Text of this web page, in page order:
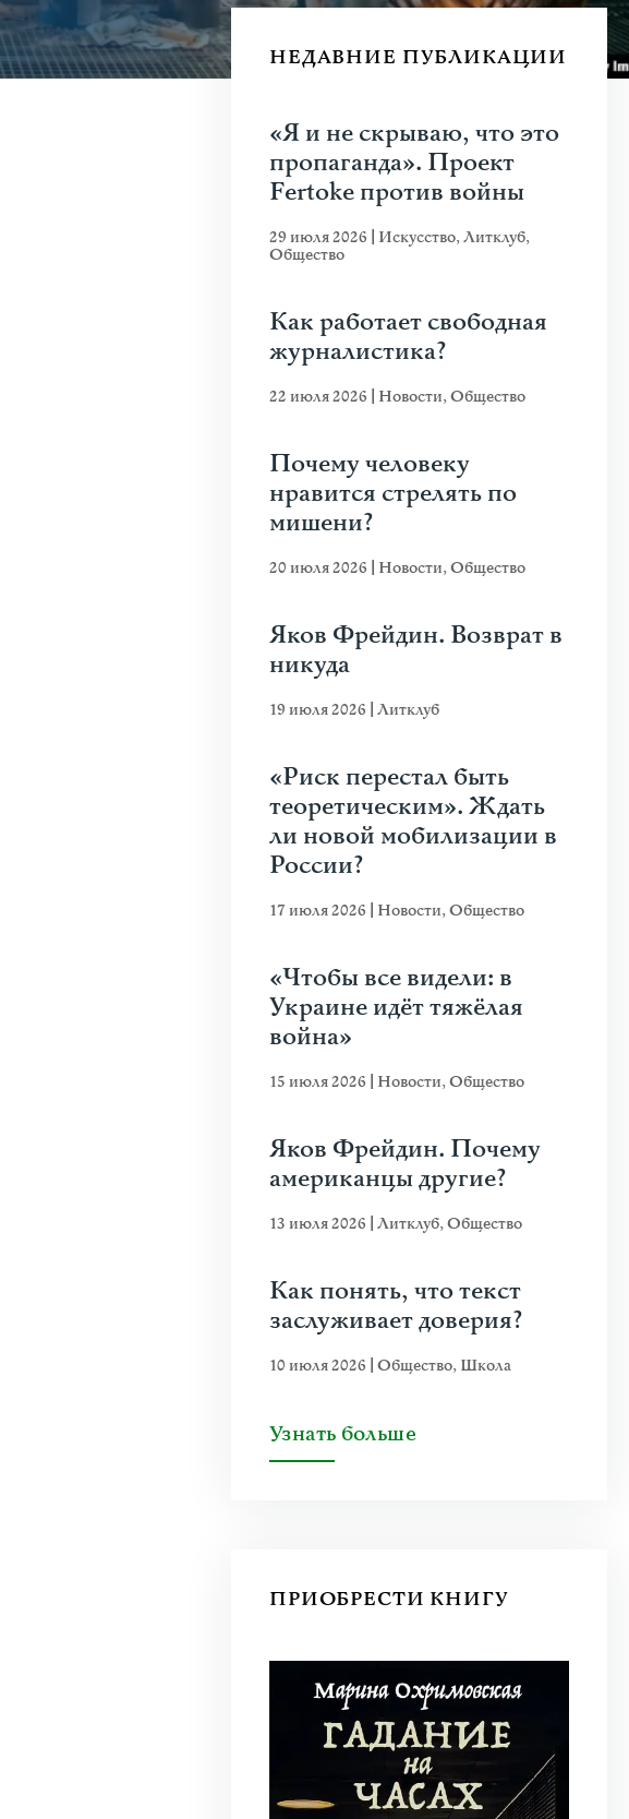
НЕДАВНИЕ ПУБЛИКАЦИИ
«Я и не скрываю, что это
пропаганда». Проект
Fertoke против войны
29 июля 2026 Искусство,Литклуб,
Общество
Как работает свободная
журналистика?
22 июля 2026 Новости,Общество
Почему человеку
нравится стрелять по
мишени?
20 июля 2026 Новости,Общество
Яков Фрейдин. Возврат в
никуда
19 июля 2026 Литклуб
«Риск перестал быть
теоретическим». Ждать
ли новой мобилизации в
России?
17 июля 2026 Новости,Общество
«Чтобы все видели: в
Украине идёт тяжёлая
война»
15 июля 2026 Новости,Общество
Яков Фрейдин. Почему
американцы другие?
13 июля 2026 Литклуб,Общество
Как понять, что текст
заслуживает доверия?
10 июля 2026 Общество, Школа
Узнать больше
ПРИОБРЕСТИ КНИГУ